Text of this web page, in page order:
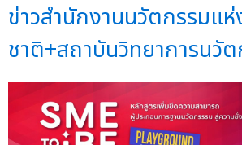
ข่าวสำนักงานนวัตกรรมแห่
ชาติ+สถาบันวิทยาการนวั